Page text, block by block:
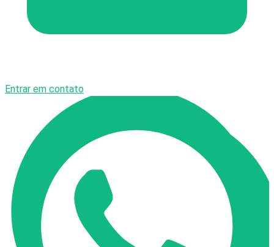
Entrar em contato